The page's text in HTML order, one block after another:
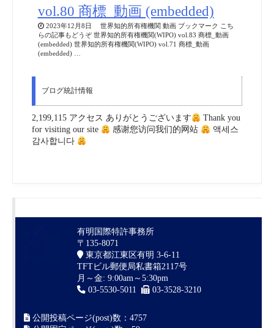
vol.80 商標_動画 (embedded)
2023年12月8日 世界知的所有権機関 動画 ブックマーク こち
らの記事もどうぞ 世界知的所有権機関(WIPO) vol.83 商標_動画
(embedded) 世界知的所有権機関(WIPO) vol.71 商標_動画
(embedded) …
ブログ統計情報
2,199,115 アクセス ありがとうございます
Thank you
for visiting our site
感谢您访问我们的网站
액세스
감사합니다
有明国際特許事務所
〒135-8071
東京都江東区有明 3-6-11
TFTビル郵便局私書箱2117号
月～金: 9:00am～5:30pm
03-5530-5011
03-3528-3210
公開投稿ページ(post)数：4757